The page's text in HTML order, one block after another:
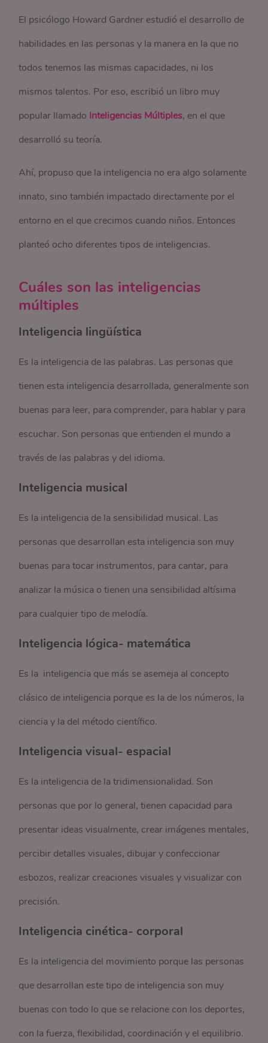
El psicólogo Howard Gardner estudió el desarrollo de
habilidades en las personas y la manera en la que no
todos tenemos las mismas capacidades, ni los
mismos talentos. Por eso, escribió un libro muy
popular llamado Inteligencias Múltiples, en el que
desarrolló su teoría.
Ahí, propuso que la inteligencia no era algo solamente
innato, sino también impactado directamente por el
entorno en el que crecimos cuando niños. Entonces
planteó ocho diferentes tipos de inteligencias.
Cuáles son las inteligencias
múltiples
Inteligencia lingüística
Es la inteligencia de las palabras. Las personas que
tienen esta inteligencia desarrollada, generalmente son
buenas para leer, para comprender, para hablar y para
escuchar. Son personas que entienden el mundo a
través de las palabras y del idioma.
Inteligencia musical
Es la inteligencia de la sensibilidad musical. Las
personas que desarrollan esta inteligencia son muy
buenas para tocar instrumentos, para cantar, para
analizar la música o tienen una sensibilidad altísima
para cualquier tipo de melodía.
Inteligencia lógica- matemática
Es la inteligencia que más se asemeja al concepto
clásico de inteligencia porque es la de los números, la
ciencia y la del método científico.
Inteligencia visual- espacial
Es la inteligencia de la tridimensionalidad. Son
personas que por lo general, tienen capacidad para
presentar ideas visualmente, crear imágenes mentales,
percibir detalles visuales, dibujar y confeccionar
esbozos, realizar creaciones visuales y visualizar con
precisión.
Inteligencia cinética- corporal
Es la inteligencia del movimiento porque las personas
que desarrollan este tipo de inteligencia son muy
buenas con todo lo que se relacione con los deportes,
con la fuerza, flexibilidad, coordinación y el equilibrio.